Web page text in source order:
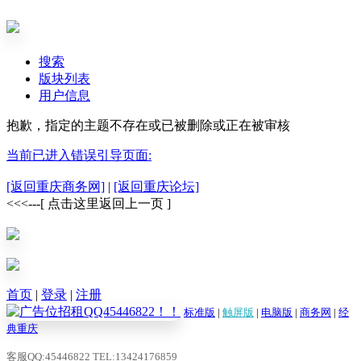
搜索
版块列表
用户信息
抱歉，指定的主题不存在或已被删除或正在被审核
当前已进入错误引导页面:
[返回重庆商务网] | [返回重庆论坛]
<<<---[ 点击这里返回上一页 ]
首页 | 登录 | 注册
标准版 | 触屏版 | 电脑版 | 商务网 | 经
典重庆
客服QQ:45446822 TEL:13424176859